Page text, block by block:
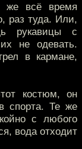
же всё время
раз туда. Или,
рукавицы с
не одевать.
в кармане,
костюм, он
спорта. Те же
с любого
вода отходит